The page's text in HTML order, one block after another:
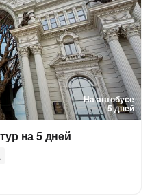
На автобусе
5 дней
на 5 дней